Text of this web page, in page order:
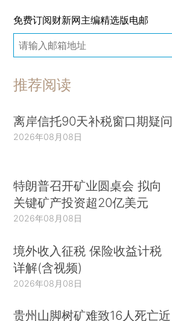
免费订阅财新网主编精选版电邮
推荐阅读
离岸信托90天补税窗口期疑问
2026年08月08日
特朗普召开矿业圆桌会 拟向
关键矿产投资超20亿美元
2026年08月08日
境外收入征税 保险收益计税
详解(含视频)
2026年08月08日
贵州山脚树矿难致16人死亡近